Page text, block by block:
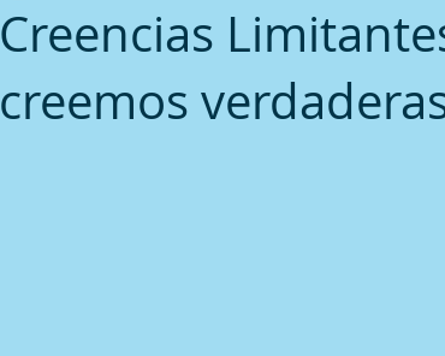
Creencias
creemos